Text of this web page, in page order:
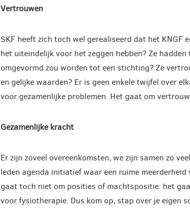
Vertrouwen
SKF heeft zich toch wel gerealiseerd dat het KNGF
het uiteindelijk voor het zeggen hebben? Ze
omgevormd zou worden tot een stichting? Ze
en gelijke waarden? Er is geen enkele twijfel over
voor gezamenlijke problemen. Het gaat om
Gezamenlijke kracht
Er zijn zoveel overeenkomsten, we zijn samen zo
leden agenda initiatief waar een ruime
gaat toch niet om posities of machtspositie: het
voor fysiotherapie. Dus kom op, stap over je eigen